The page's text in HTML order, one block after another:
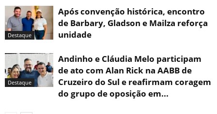
Destaque
Após convenção histórica, encontro
de Barbary, Gladson e Mailza reforça
unidade
Destaque
Andinho e Cláudia Melo participam
de ato com Alan Rick na AABB de
Cruzeiro do Sul e reafirmam coragem
do grupo de oposição em...